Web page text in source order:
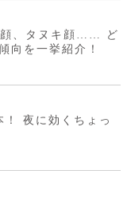
顔、タヌキ顔…… ど
向を一挙紹介！
！ 夜に効くちょっ